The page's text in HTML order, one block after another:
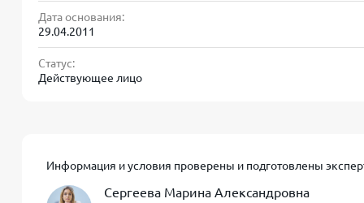
эгидой ООО МФК «Саммит».
Общие требования к заёмщикам у
Регистрация и проживание на территории РФ.
Готовность подтвердить доход при
Дата основания:
29.04.2011
Статус:
Действующее лицо
Информация и условия проверены и подготовлены
Сергеева Марина Александровна